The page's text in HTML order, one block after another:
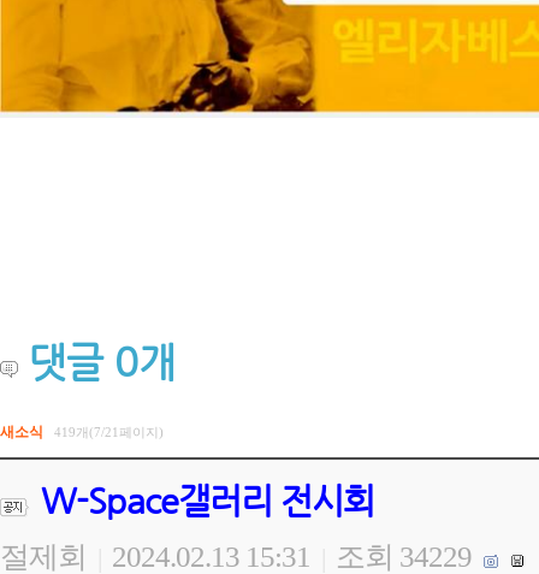
댓글 0개
새소식 419개(7/21페이지)
W-Space갤러리 전시회
절제회 2024.02.13 15:31 조회 34229